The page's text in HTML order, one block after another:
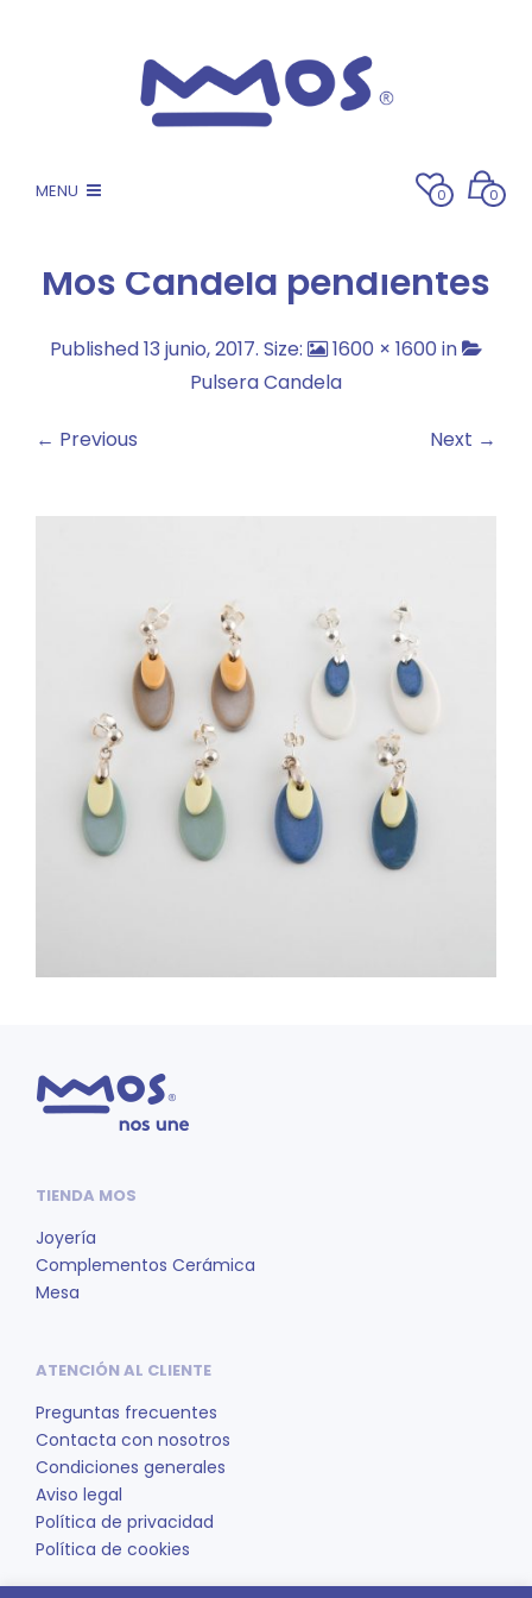
MENU 0 0
Mos Candela pendientes
Published13 junio, 2017. Size: 1600 × 1600 in
Pulsera Candela
← Previous Next →
TIENDA MOS
Joyería
Complementos Cerámica
Mesa
ATENCIÓN AL CLIENTE
Preguntas frecuentes
Contacta con nosotros
Condiciones generales
Aviso legal
Política de privacidad
Política de cookies